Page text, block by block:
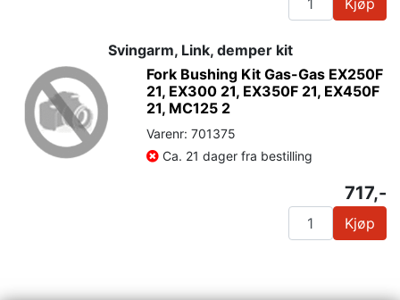
Svingarm, Link, demper kit
Fork Bushing Kit Gas-Gas EX250F
21, EX300 21, EX350F 21, EX450F
21, MC125 2
Varenr: 701375
Ca. 21 dager fra bestilling
717,-
Kjøp